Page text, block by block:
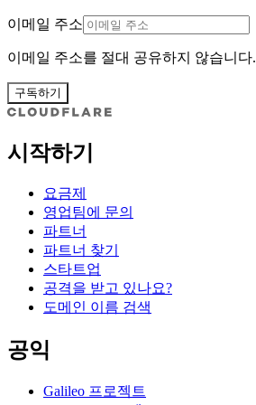
이메일 주소
이메일 주소를 절대 공유하지 않습니다.
구독하기
시작하기
요금제
영업팀에 문의
파트너
파트너 찾기
스타트업
공격을 받고 있나요?
도메인 이름 검색
공익
Galileo 프로젝트